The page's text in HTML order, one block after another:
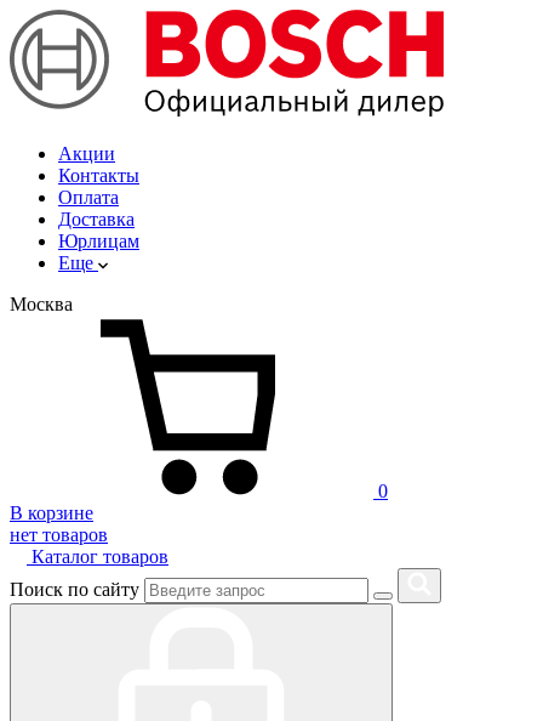
Акции
Контакты
Оплата
Доставка
Юрлицам
Еще
Москва
0
В корзине
нет товаров
Каталог товаров
Поиск по сайту